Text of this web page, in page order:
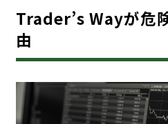
Trader’s Wayが危
由